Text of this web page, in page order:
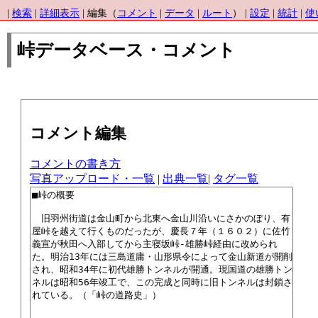
検索 詳細表示 | 編集（ コメント データ ルート ） | 設定 統計 使
峠データベース・コメント
コメント編集
コメントの書き方
写真アップロード・一覧 | 出典一覧| タグ一覧